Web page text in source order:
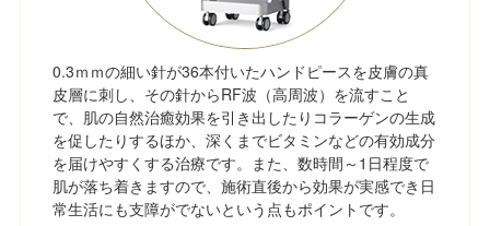
0.3ｍｍの細い針が36本付いたハンドピースを皮膚の真
皮層に刺し、その針からRF波（高周波）を流すこと
で、肌の自然治癒効果を引き出したりコラーゲンの生成
を促したりするほか、深くまでビタミンなどの有効成分
を届けやすくする治療です。また、数時間～1日程度で
肌が落ち着きますので、施術直後から効果が実感でき日
常生活にも支障がでないという点もポイントです。